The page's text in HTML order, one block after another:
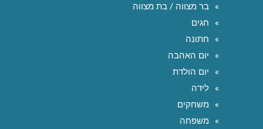
בר מצווה / בת מצווה
חגים
חתונה
יום האהבה
יום הולדת
לידה
משחקים
משפחה